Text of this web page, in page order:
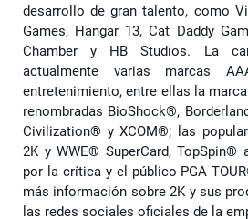
desarrollo de gran talento, como
Games, Hangar 13, Cat Daddy
Chamber y HB Studios. La
actualmente varias marcas
entretenimiento, entre ellas la
renombradas BioShock®,
Civilization® y XCOM®; las
2K y WWE® SuperCard,
por la crítica y el público PGA
más información sobre 2K y sus
las redes sociales oficiales de la